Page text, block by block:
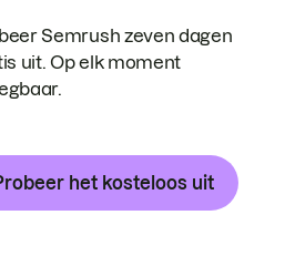
Semrush zeven dagen
uit. Op elk moment
het kosteloos uit